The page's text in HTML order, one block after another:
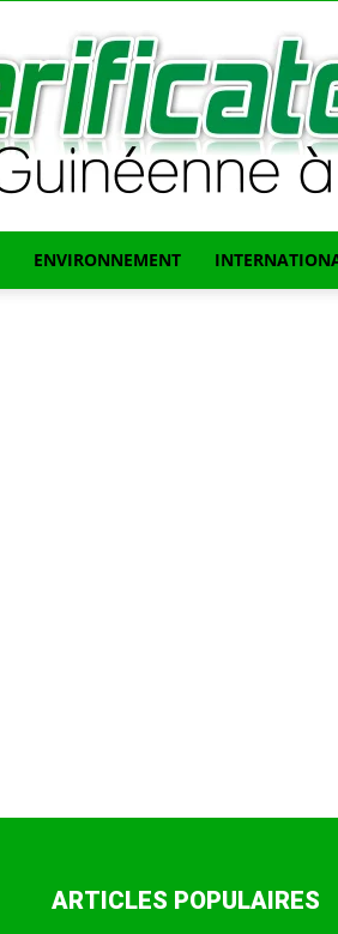
ENVIRONNEMENT
ARTICLES POPULAIRES